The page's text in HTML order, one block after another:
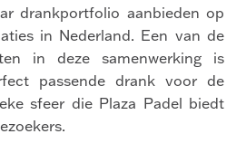
drankportfolio aanbieden op
in Nederland. Een van de
in deze samenwerking is
passende drank voor de
sfeer die Plaza Padel biedt